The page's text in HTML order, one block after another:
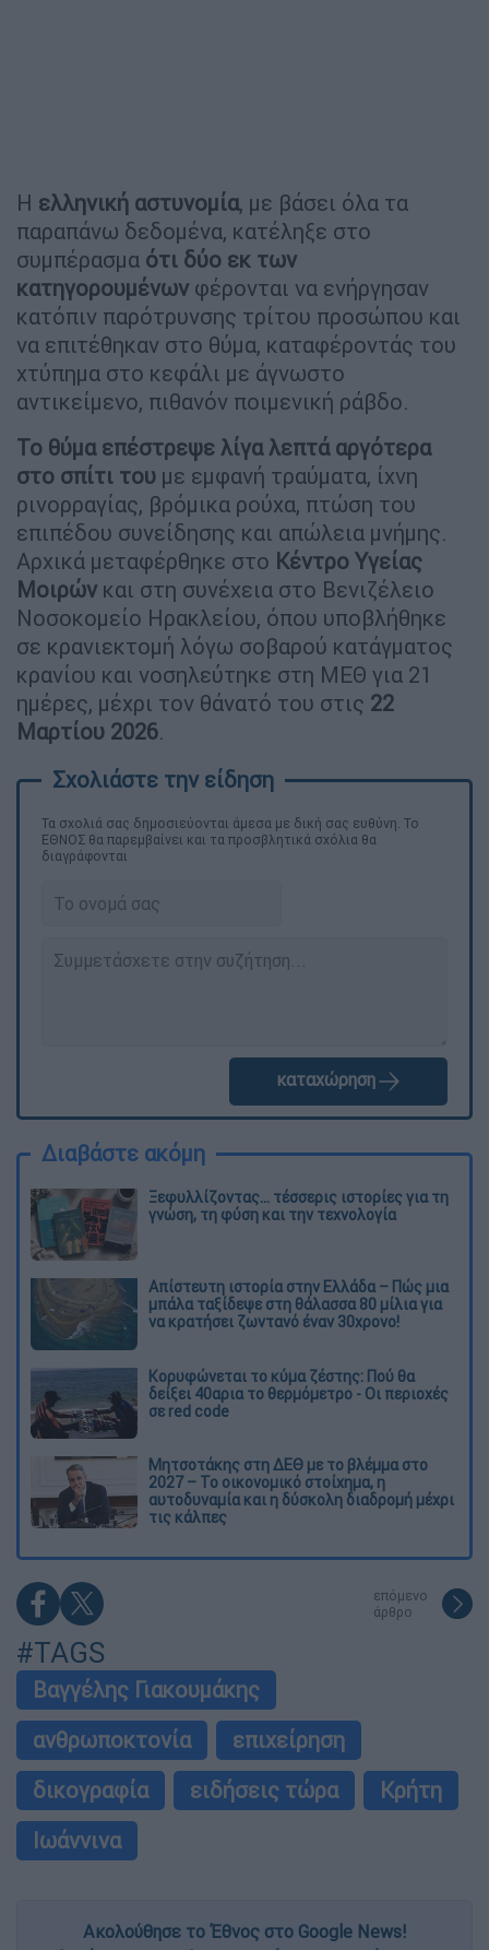
Η ελληνική αστυνομία, με βάσει όλα τα
παραπάνω δεδομένα, κατέληξε στο
συμπέρασμα ότι δύο εκ των
κατηγορουμένων φέρονται να ενήργησαν
κατόπιν παρότρυνσης τρίτου προσώπου και
να επιτέθηκαν στο θύμα, καταφέροντάς του
χτύπημα στο κεφάλι με άγνωστο
αντικείμενο, πιθανόν ποιμενική ράβδο.
Το θύμα επέστρεψε λίγα λεπτά αργότερα
στο σπίτι του με εμφανή τραύματα, ίχνη
ρινορραγίας, βρόμικα ρούχα, πτώση του
επιπέδου συνείδησης και απώλεια μνήμης.
Αρχικά μεταφέρθηκε στο Κέντρο Υγείας
Μοιρών και στη συνέχεια στο Βενιζέλειο
Νοσοκομείο Ηρακλείου, όπου υποβλήθηκε
σε κρανιεκτομή λόγω σοβαρού κατάγματος
κρανίου και νοσηλεύτηκε στη ΜΕΘ για 21
ημέρες, μέχρι τον θάνατό του στις 22
Μαρτίου 2026.
Τα σχολιά σας δημοσιεύονται άμεσα με δική σας ευθύνη. Το
ΕΘΝΟΣ θα παρεμβαίνει και τα προσβλητικά σχόλια θα
διαγράφονται
καταχώρηση
Διαβάστε ακόμη
Ξεφυλλίζοντας... τέσσερις ιστορίες για τη
γνώση, τη φύση και την τεχνολογία
Απίστευτη ιστορία στην Ελλάδα – Πώς μια
μπάλα ταξίδεψε στη θάλασσα 80 μίλια για
να κρατήσει ζωντανό έναν 30χρονο!
Κορυφώνεται το κύμα ζέστης: Πού θα
δείξει 40αρια το θερμόμετρο - Οι περιοχές
σε red code
Μητσοτάκης στη ΔΕΘ με το βλέμμα στο
2027 – Το οικονομικό στοίχημα, η
αυτοδυναμία και η δύσκολη διαδρομή μέχρι
τις κάλπες
επόμενο
άρθρο
#TAGS
Βαγγέλης Γιακουμάκης
ανθρωποκτονία
επιχείρηση
δικογραφία
ειδήσεις τώρα
Κρήτη
Ιωάννινα
Ακολούθησε το Έθνος στο Google News!